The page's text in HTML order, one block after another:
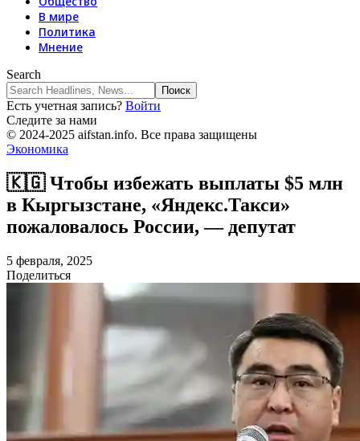
В мире
Политика
Мнение
Search
Есть учетная запись? Войти
Следите за нами
© 2024-2025 aifstan.info. Все права защищены
Экономика
🇰🇬 Чтобы избежать выплаты $5 млн
в Кыргызстане, «Яндекс.Такси»
пожаловалось России, — депутат
5 февраля, 2025
Поделиться